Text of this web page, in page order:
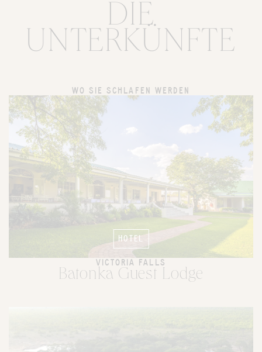
DIE
UNTERKÜNFTE
WO SIE SCHLAFEN WERDEN
HOTEL
VICTORIA FALLS
Batonka Guest Lodge